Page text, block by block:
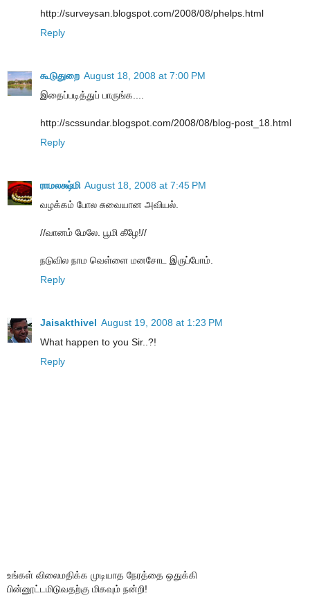
http://surveysan.blogspot.com/2008/08/phelps.html
Reply
கூடுதுறை August 18, 2008 at 7:00 PM
இதைப்படித்துப் பாருங்க....
http://scssundar.blogspot.com/2008/08/blog-post_18.html
Reply
ராமலக்ஷ்மி August 18, 2008 at 7:45 PM
வழக்கம் போல சுவையான அவியல்.
//வானம் மேலே. பூமி கீழே!//
நடுவில நாம வெள்ளை மனசோட இருப்போம்.
Reply
Jaisakthivel August 19, 2008 at 1:23 PM
What happen to you Sir..?!
Reply
உங்கள் விலைமதிக்க முடியாத நேரத்தை ஒதுக்கி
பின்னூட்டமிடுவதற்கு மிகவும் நன்றி!